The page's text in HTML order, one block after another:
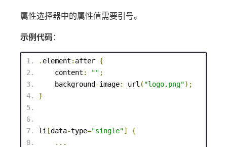
属性选择器中的属性值需要引号。
示例代码 ：
. element : after {
content : "" ;
background -image: url ( "logo.png");
}
li [data-type="single"]
{
...